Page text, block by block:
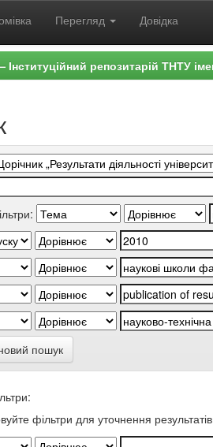
Перегляд Довідка
Інституційний репозитарій ТНТУ
пошук
фільтри для уточнення